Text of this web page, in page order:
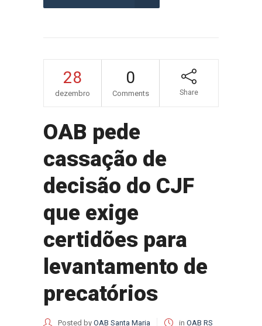
28
dezembro
0
Comments Share
OAB pede
cassação de
decisão do CJF
que exige
certidões para
levantamento de
precatórios
Posted by OAB Santa Maria in OAB RS